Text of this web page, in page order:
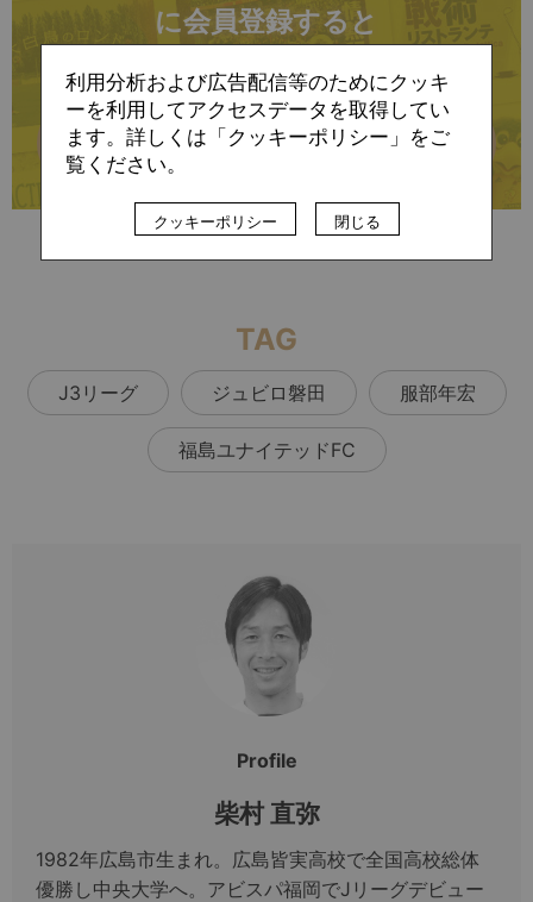
に会員登録すると
お読みいただけます
詳細はこちら
TAG
J3リーグ ジュビロ磐田 服部年宏
福島ユナイテッドFC
Profile
柴村 直弥
1982年広島市生まれ。広島皆実高校で全国高校総体
優勝し中央大学へ。アビスパ福岡でJリーグデビュー
利用分析および広告配信等のためにクッキ
ーを利用してアクセスデータを取得してい
ます。詳しくは「クッキーポリシー」をご
覧ください。
クッキーポリシー 閉じる